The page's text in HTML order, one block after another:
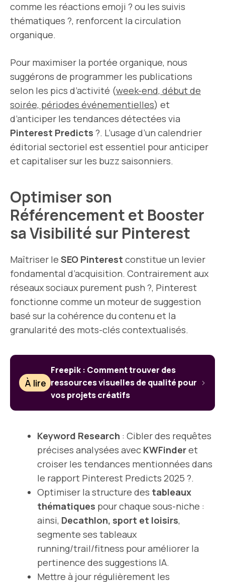
comme les réactions emoji ? ou les suivis
thématiques ?, renforcent la circulation
organique.
Pour maximiser la portée organique, nous
suggérons de programmer les publications
selon les pics d’activité (week-end, début de
soirée, périodes événementielles) et
d’anticiper les tendances détectées via
Pinterest Predicts ?. L’usage d’un calendrier
éditorial sectoriel est essentiel pour anticiper
et capitaliser sur les buzz saisonniers.
Optimiser son
Référencement et Booster
sa Visibilité sur Pinterest
Maîtriser le SEO Pinterest constitue un levier
fondamental d’acquisition. Contrairement aux
réseaux sociaux purement push ?, Pinterest
fonctionne comme un moteur de suggestion
basé sur la cohérence du contenu et la
granularité des mots-clés contextualisés.
À lire
Freepik : Comment trouver des
ressources visuelles de qualité pour
vos projets créatifs
Keyword Research : Cibler des requêtes
précises analysées avec KWFinderet
croiser les tendances mentionnées dans
le rapport Pinterest Predicts 2025 ?.
Optimiser la structure des tableaux
thématiques pour chaque sous-niche :
ainsi, Decathlon, sport et loisirs,
segmente ses tableaux
running/trail/fitness pour améliorer la
pertinence des suggestions IA.
Mettre à jour régulièrement les